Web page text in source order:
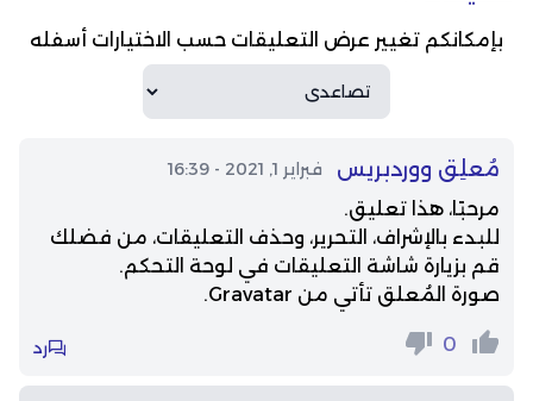
بإمكانكم تغيير عرض التعليقات حسب الاختيارات أسفله
مُعلِق ووردبريس فبراير 1, 2021 - 16:39
مرحبًا، هذا تعليق.
للبدء بالإشراف، التحرير، وحذف التعليقات، من فضلك
قم بزيارة شاشة التعليقات في لوحة التحكم.
صورة المُعلق تأتي من Gravatar
.
0 رد